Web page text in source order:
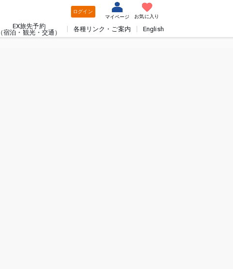
ログイン
マイページ
お気に入り
EX旅先予約
（宿泊・観光・交通）
各種リンク・ご案内 English